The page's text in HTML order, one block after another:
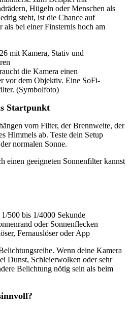
Hügeln oder Menschen als
steht, ist die Chance auf
bei einer Finsternis hoch am
die Kamera einen
vor dem Objektiv. Eine SoFi-
(Symbolfoto)
Startpunkt
vom Filter, der Brennweite, der
Himmels ab. Teste dein Setup
normalen Sonne.
einen geeigneten Sonnenfilter kannst
500 bis 1/4000 Sekunde
oder Sonnenflecken
Fernauslöser oder App
Wenn deine Kamera
Dunst, Schleierwolken oder sehr
Belichtung nötig sein als beim